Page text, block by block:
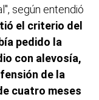
según entendió
el criterio del
pedido la
con alevosía,
de la
cuatro meses